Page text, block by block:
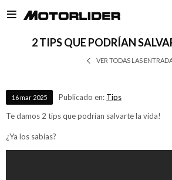

2 TIPS QUE PODRÍAN
VER TODAS LAS
16 mar 2025 Publicado en: Tips
Te damos 2 tips que podrían salvarte la vida!
¿Ya los sabías?